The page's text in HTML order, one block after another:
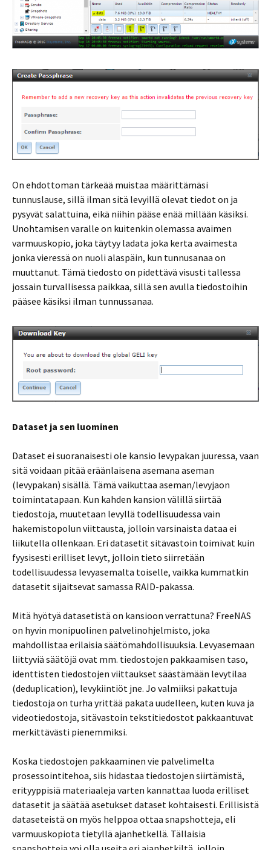
On ehdottoman tärkeää muistaa määrittämäsi
tunnuslause, sillä ilman sitä levyillä olevat tiedot on ja
pysyvät salattuina, eikä niihin pääse enää millään käsiksi.
Unohtamisen varalle on kuitenkin olemassa avaimen
varmuuskopio, joka täytyy ladata joka kerta avaimesta
jonka vieressä on nuoli alaspäin, kun tunnusanaa on
muuttanut. Tämä tiedosto on pidettävä visusti tallessa
jossain turvallisessa paikkaa, sillä sen avulla tiedostoihin
pääsee käsiksi ilman tunnussanaa.
Dataset ja sen luominen
Dataset ei suoranaisesti ole kansio levypakan juuressa, vaan
sitä voidaan pitää eräänlaisena asemana aseman
(levypakan) sisällä. Tämä vaikuttaa aseman/levyjaon
toimintatapaan. Kun kahden kansion välillä siirtää
tiedostoja, muutetaan levyllä todellisuudessa vain
hakemistopolun viittausta, jolloin varsinaista dataa ei
liikutella ollenkaan. Eri datasetit sitävastoin toimivat kuin
fyysisesti erilliset levyt, jolloin tieto siirretään
todellisuudessa levyasemalta toiselle, vaikka kummatkin
datasetit sijaitsevat samassa RAID-pakassa.
Mitä hyötyä datasetistä on kansioon verrattuna? FreeNAS
on hyvin monipuolinen palvelinohjelmisto, joka
mahdollistaa erilaisia säätömahdollisuuksia. Levyasemaan
liittyviä säätöjä ovat mm. tiedostojen pakkaamisen taso,
identtisten tiedostojen viittaukset säästämään levytilaa
(deduplication), levykiintiöt jne. Jo valmiiksi pakattuja
tiedostoja on turha yrittää pakata uudelleen, kuten kuva ja
videotiedostoja, sitävastoin tekstitiedostot pakkaantuvat
merkittävästi pienemmiksi.
Koska tiedostojen pakkaaminen vie palvelimelta
prosessointitehoa, siis hidastaa tiedostojen siirtämistä,
erityyppisiä materiaaleja varten kannattaa luoda erilliset
datasetit ja säätää asetukset dataset kohtaisesti. Erillisistä
dataseteistä on myös helppoa ottaa snapshotteja, eli
varmuuskopiota tietyllä ajanhetkellä. Tällaisia